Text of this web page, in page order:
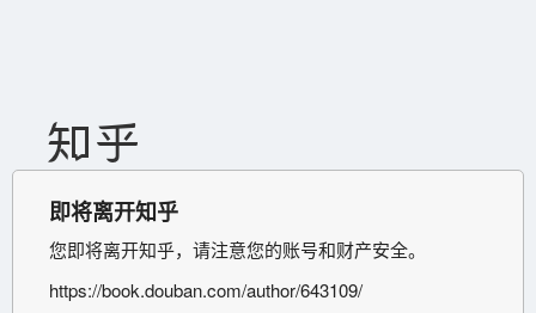
即将离开知乎
您即将离开知乎，请注意您的账号和财产安全。
https://book.douban.com/author/643109/